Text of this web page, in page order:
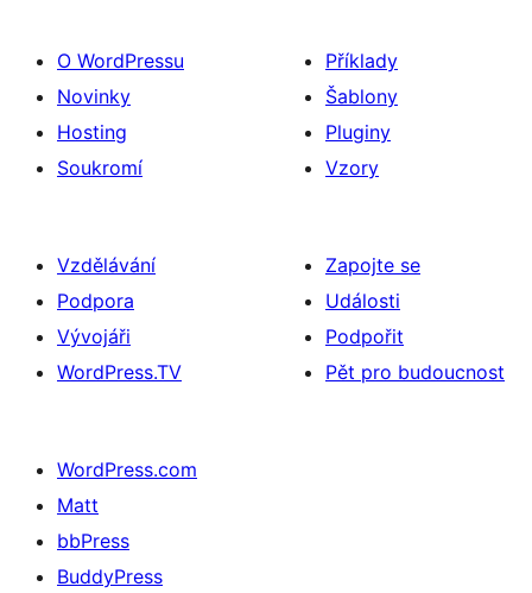
O WordPressu
Novinky
Hosting
Soukromí
Příklady
Šablony
Pluginy
Vzory
Vzdělávání
Podpora
Vývojáři
WordPress.TV
Zapojte se
Události
Podpořit
Pět pro budoucnost
WordPress.com
Matt
bbPress
BuddyPress